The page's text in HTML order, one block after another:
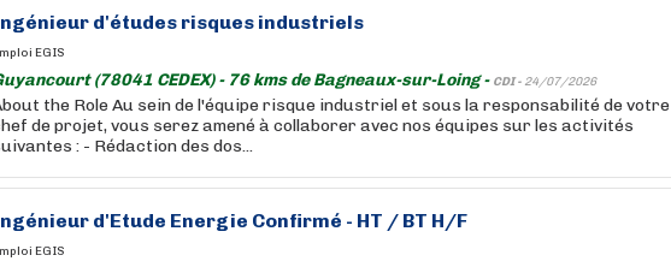
d'études risques industriels
EGIS
(78041 CEDEX) - 76 kms de Bagneaux-sur-Loing - CDI - 24/07/2026
the Role Au sein de l'équipe risque industriel et sous la responsabilité de votre
de projet, vous serez amené à collaborer avec nos équipes sur les activités
: - Rédaction des dos...
d'Etude Energie Confirmé - HT / BT H/F
EGIS